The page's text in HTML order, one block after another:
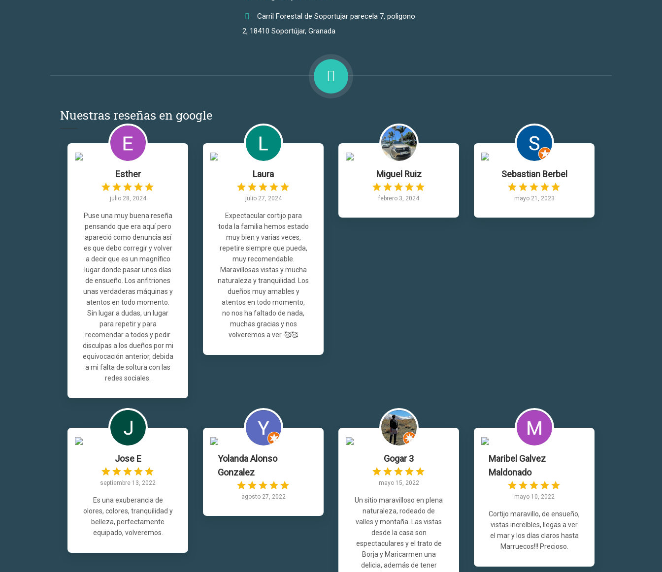
Carril Forestal de Soportujar parecela 7, poligono
2, 18410 Soportújar, Granada
Nuestras reseñas en google
Esther
julio 28, 2024
Puse una muy buena reseña
pensando que era aquí pero
apareció como denuncia así
es que debo corregir y volver
a decir que es un magnífico
lugar donde pasar unos días
de ensueño. Los anfitriones
unas verdaderas máquinas y
atentos en todo momento.
Sin lugar a dudas, un lugar
para repetir y para
recomendar a todos y pedir
disculpas a los dueños por mi
equivocación anterior, debida
a mi falta de soltura con las
redes sociales.
Laura
julio 27, 2024
Expectacular cortijo para
toda la familia hemos estado
muy bien y varias veces,
repetire siempre que pueda,
muy recomendable.
Maravillosas vistas y mucha
naturaleza y tranquilidad. Los
dueños muy amables y
atentos en todo momento,
no nos ha faltado de nada,
muchas gracias y nos
volveremos a ver. 🥰🥰
Miguel Ruiz
febrero 3, 2024
Sebastian Berbel
mayo 21, 2023
Jose E
septiembre 13, 2022
Es una exuberancia de
olores, colores, tranquilidad y
belleza, perfectamente
equipado, volveremos.
Yolanda Alonso
Gonzalez
agosto 27, 2022
Gogar 3
mayo 15, 2022
Un sitio maravilloso en plena
naturaleza, rodeado de
valles y montaña. Las vistas
desde la casa son
espectaculares y el trato de
Borja y Maricarmen una
delicia, además de tener
Maribel Galvez
Maldonado
mayo 10, 2022
Cortijo maravillo, de ensueño,
vistas increíbles, llegas a ver
el mar y los días claros hasta
Marruecos!!! Precioso.